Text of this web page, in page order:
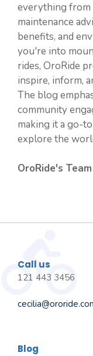
everything from
maintenance
benefits, and
you're into
rides, OroRide
inspire, inform,
The blog
community
making it a go-
explore the
OroRide's Team
Call us
121 443 3456
Blog